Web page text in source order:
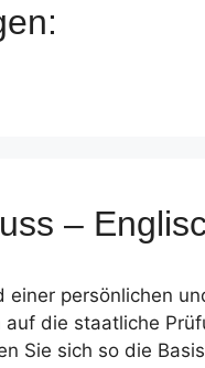
–
persönlichen
die staatliche
Sie sich so die